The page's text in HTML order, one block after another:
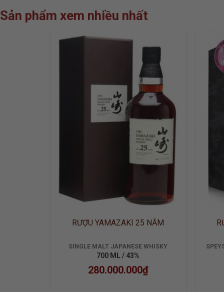
Sản phẩm xem nhiều nhất
ADD TO
WISHLIST
RƯỢU YAMAZAKI 25 NĂM
SINGLE MALT JAPANESE WHISKY
700 ML / 43%
280.000.000₫